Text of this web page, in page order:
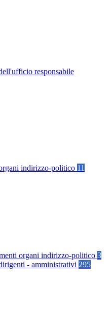
responsabile
indirizzo-politico 11
organi indirizzo-politico 3
- amministrativi 295